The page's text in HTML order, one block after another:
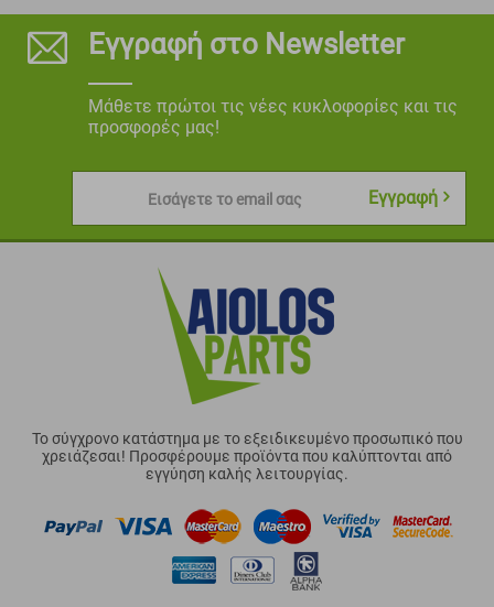
Εγγραφή στο Newsletter
Μάθετε πρώτοι τις νέες κυκλοφορίες και τις
προσφορές μας!
Εισάγετε το email σας Εγγραφή
Το σύγχρονο κατάστημα με το εξειδικευμένο προσωπικό που
χρειάζεσαι! Προσφέρουμε προϊόντα που καλύπτονται από
εγγύηση καλής λειτουργίας.